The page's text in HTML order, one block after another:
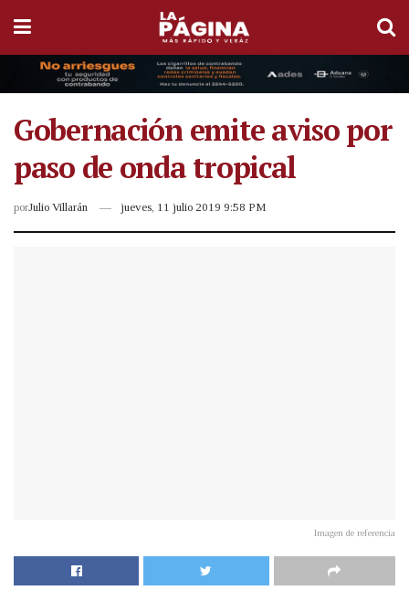
Gobernación emite aviso por
paso de onda tropical
porJulio Villarán jueves, 11 julio 2019 9:58 PM
Imagen de referencia